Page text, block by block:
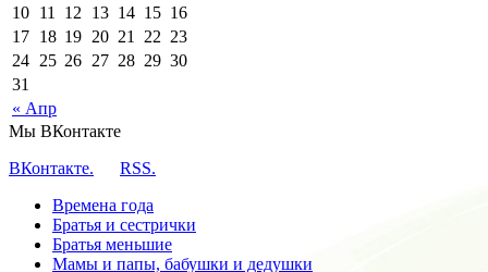
« Апр
10 11 12 13 14 15 16
17 18 19 20 21 22 23
24 25 26 27 28 29 30
31
Мы ВКонтакте
ВКонтакте.
RSS.
Времена года
Братья и сестрички
Братья меньшие
Мамы и папы, бабушки и дедушки